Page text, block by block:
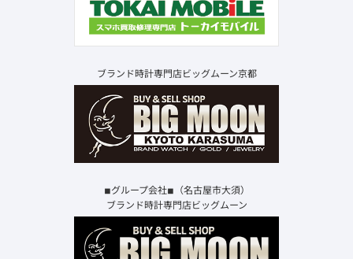
ブランド時計専門店ビッグムーン京都
◾︎グループ会社◾︎（名古屋市大須）
ブランド時計専門店ビッグムーン